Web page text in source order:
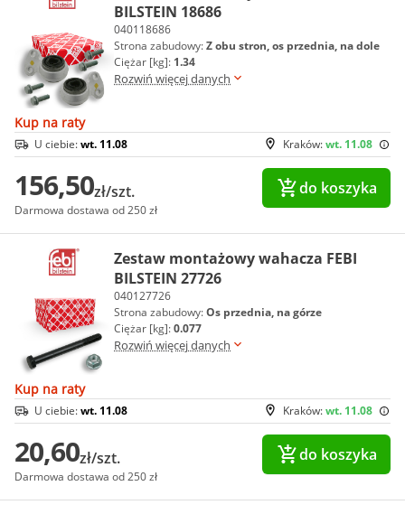
BILSTEIN 18686
040118686
Strona zabudowy:Z obu stron, os przednia, na dole
Ciężar [kg]: 1.34
Rozwiń więcej danych
Kup na raty
Kraków:wt. 11.08
U ciebie:wt. 11.08
156,50zł/szt.
Darmowa dostawa od 250 zł
do koszyka
Zestaw montażowy wahacza FEBI
BILSTEIN 27726
040127726
Strona zabudowy:Os przednia, na górze
Ciężar [kg]:0.077
Rozwiń więcej danych
Kup na raty
Kraków:wt. 11.08
U ciebie:wt. 11.08
20,60zł/szt.
Darmowa dostawa od 250 zł
do koszyka